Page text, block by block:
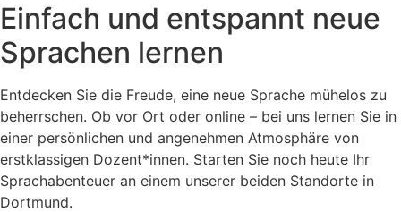
Einfach und entspannt neue
Sprachen lernen
Entdecken Sie die Freude, eine neue Sprache mühelos zu
beherrschen. Ob vor Ort oder online – bei uns lernen Sie in
einer persönlichen und angenehmen Atmosphäre von
erstklassigen Dozent*innen. Starten Sie noch heute Ihr
Sprachabenteuer an einem unserer beiden Standorte in
Dortmund.